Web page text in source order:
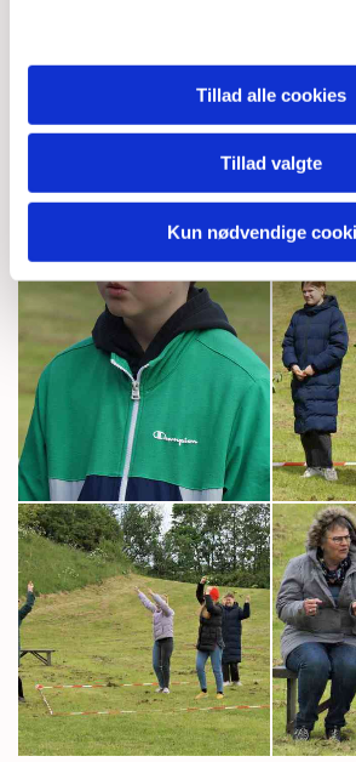
Tillad alle cookies
Tillad valgte
Kun nødvendige